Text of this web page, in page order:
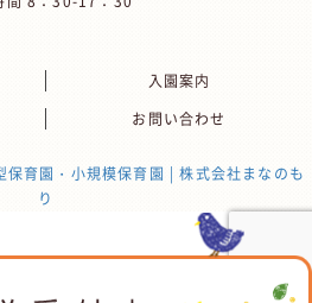
入園案内
お問い合わせ
育園・小規模保育園 | 株式会社まなのも
り